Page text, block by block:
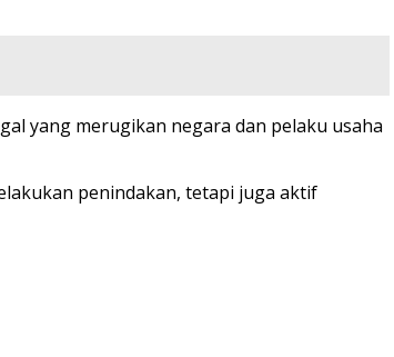
yang merugikan negara dan pelaku usaha
penindakan, tetapi juga aktif